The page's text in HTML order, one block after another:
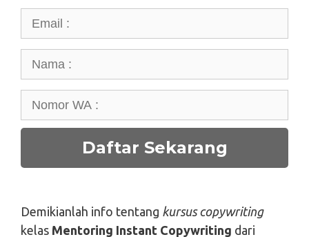
Demikianlah info tentang kursus copywriting
kelas Mentoring Instant Copywriting dari